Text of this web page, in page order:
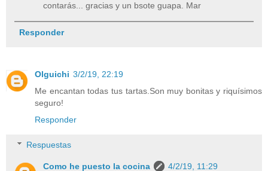
contarás... gracias y un bsote guapa. Mar
Responder
Olguichi 3/2/19, 22:19
Me encantan todas tus tartas.Son muy bonitas y riquísimos
seguro!
Responder
Respuestas
Como he puesto la cocina
4/2/19, 11:29